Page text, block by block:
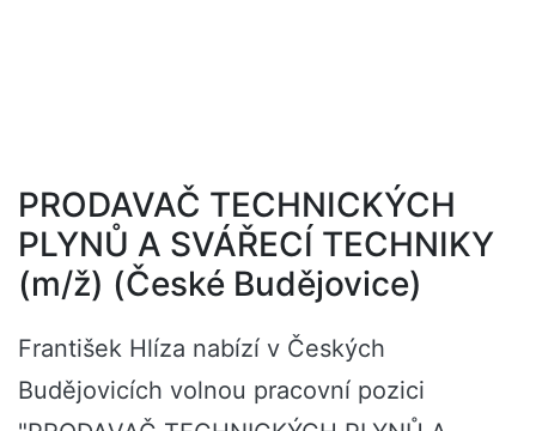
PRODAVAČ TECHNICKÝCH
PLYNŮ A SVÁŘECÍ TECHNIKY
(m/ž) (České Budějovice)
František Hlíza nabízí v Českých
Budějovicích volnou pracovní pozici